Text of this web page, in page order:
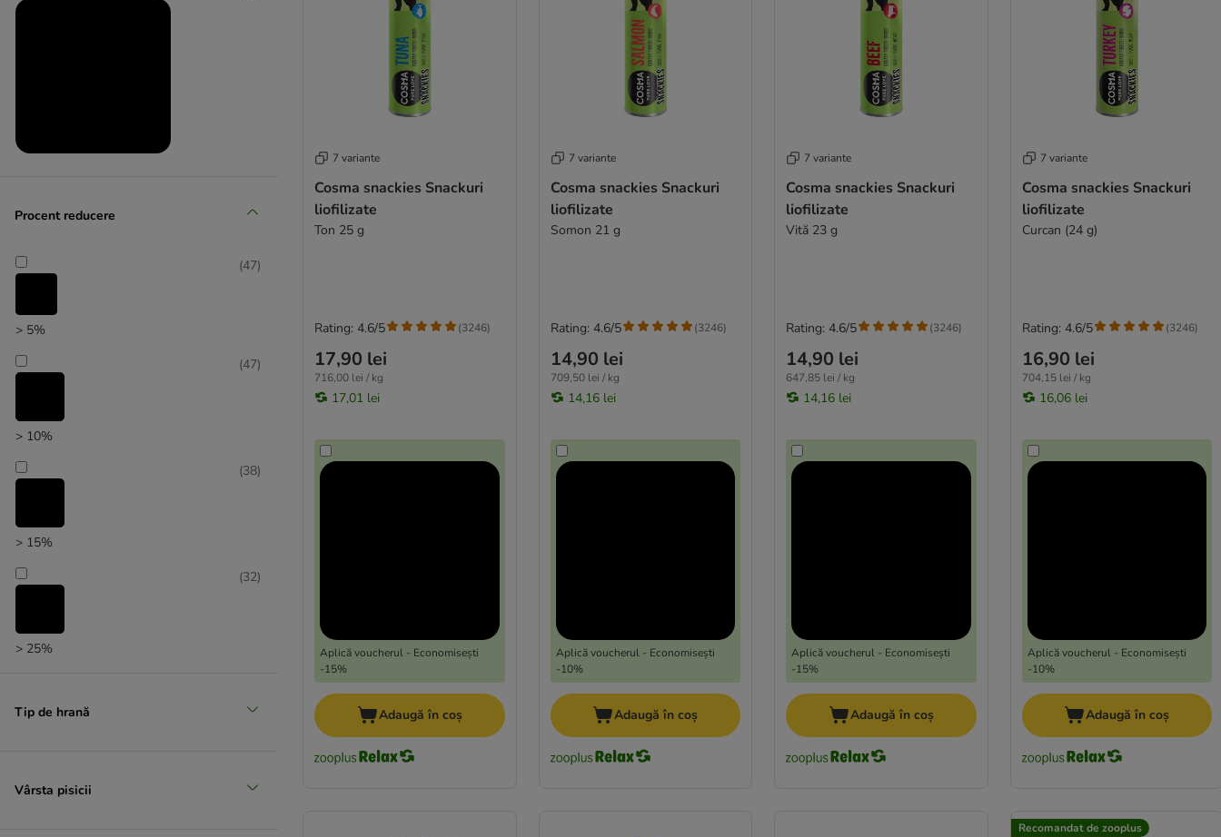
Recomandat de zooplus
Procent reducere
> 5%
(47)
> 10%
(47)
> 15%
(38)
> 25%
(32)
Tip de hrană
Vârsta pisicii
7 variante
Cosma snackies Snackuri
liofilizate
Ton 25 g
17,90 lei
716,00 lei / kg
17,01 lei
Aplică voucherul - Economisești
-15%
Rating: 4.6/5 (3246)
Adaugă în coș
7 variante
Cosma snackies Snackuri
liofilizate
Somon 21 g
14,90 lei
709,50 lei / kg
14,16 lei
Aplică voucherul - Economisești
-10%
Rating: 4.6/5 (3246)
Adaugă în coș
7 variante
Cosma snackies Snackuri
liofilizate
Vită 23 g
14,90 lei
647,85 lei / kg
14,16 lei
Aplică voucherul - Economisești
-15%
Rating: 4.6/5 (3246)
Adaugă în coș
7 variante
Cosma snackies Snackuri
liofilizate
Curcan (24 g)
16,90 lei
704,15 lei / kg
16,06 lei
Aplică voucherul - Economisești
-10%
Rating: 4.6/5 (3246)
Adaugă în coș
Recomandat de zooplus